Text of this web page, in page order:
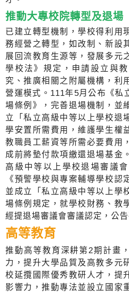
推動大專校院轉型及退場
已建立轉型機制，學校得利用
務經營之轉型，如改制、新設
展回流教育生源等，發展多元
學校法》規定，申請設立與
究、推廣相關之附屬機構，利
營運模式。111年5月公布《私
場條例》，完善退場機制，並
立「私立高級中等以上學校退
學安置所需費用，維護學生權
教職員工薪資等所需必要費用
成前將墊付款項繳還退場基金
高級中等以上學校退場審議
《預警學校與專案輔導學校認
並成立「私立高級中等以上學
場條例規定，就學校財務、教
經提退場審議會審議認定，公
高等教育
推動高等教育深耕第2期計畫
力，提升大學品質及高教多元
校延攬國際優秀教研人才，提
影響力，推動專法並設立國家